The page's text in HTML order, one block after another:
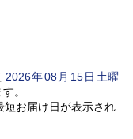
2026年08 月 15日土曜
。
短お届け日が表示され